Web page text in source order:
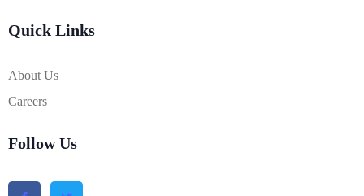
Quick Links
About Us
Careers
Follow Us